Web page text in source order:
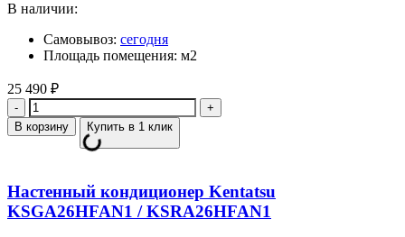
В наличии:
Самовывоз: сегодня
Площадь помещения: м2
25 490 ₽
Количество
В корзину Купить в 1 клик
Настенный кондиционер Kentatsu
KSGA26HFAN1 / KSRA26HFAN1